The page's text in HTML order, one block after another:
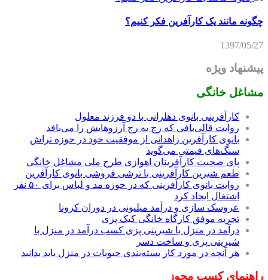
چگونه مانند یک کارآفرین فکر کنیم؟
1397/05/27
پیشنهاد ویژه
مشاغل خانگی
کارآفرینی بانوی دهلرانی با دو فرزند معلول
روایت قالی‌بافی که رج به رج آرزوهایش را می‌بافد
بانوی کارآفرین زاهدانی از موفقیت خود در حوزه تراش
سنگ‌های قیمتی می‌گوید
پای صحبت کارآفرینان اهوازی طرح ملی مشاغل خانگی
طعم شیرین کارآفرینی با ترشی فروشی بانوی کارآفرین
روایت بانوی کارآفرینی که در حوزه مد و لباس برای ۵۰ نفر
اشتغال ایجاد کرد
عروسک سازی و درآمد میلیونی در دوران کرونا
تجربه موفق کارگاه خانگی کیک پزی
درآمد در منزل با شیرینی پزی کسب درآمد در منزل با
شیرینی پزی و ساخت دسر
هر آنچه در مورد کار بسته‌بندی حبوبات در منزل باید بدانید
راهنمای کسب مجوز